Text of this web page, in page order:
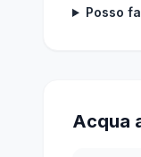
Posso
Acqua